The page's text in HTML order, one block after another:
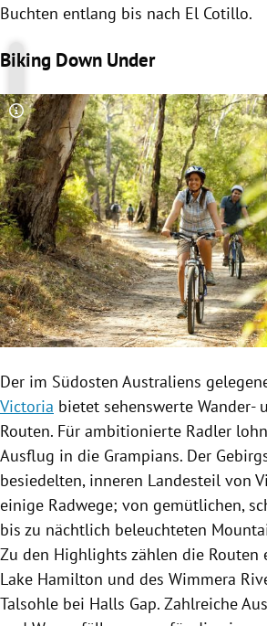
Buchten entlang bis nach El Cotillo.
Biking Down Under
Copyright-Hinweis öffnen/
Der im Südosten Australiens
Victoria bietet sehenswerte Wander-
Routen. Für ambitionierte Radler
Ausflug in die Grampians. Der
besiedelten, inneren Landesteil von
einige Radwege; von gemütlichen,
bis zu nächtlich beleuchteten
Zu den Highlights zählen die Routen
Lake Hamilton und des Wimmera
Talsohle bei Halls Gap. Zahlreiche